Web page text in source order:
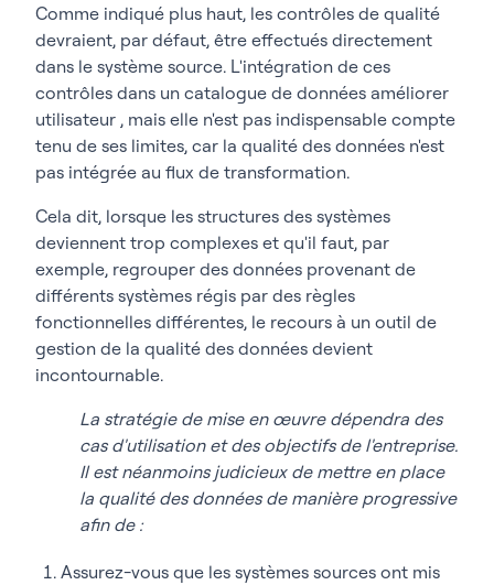
Comme indiqué plus haut, les contrôles de qualité
devraient, par défaut, être effectués directement
dans le système source. L'intégration de ces
contrôles dans un catalogue de données améliorer
utilisateur , mais elle n'est pas indispensable compte
tenu de ses limites, car la qualité des données n'est
pas intégrée au flux de transformation.
Cela dit, lorsque les structures des systèmes
deviennent trop complexes et qu'il faut, par
exemple, regrouper des données provenant de
différents systèmes régis par des règles
fonctionnelles différentes, le recours à un outil de
gestion de la qualité des données devient
incontournable.
La stratégie de mise en œuvre dépendra des
cas d'utilisation et des objectifs de l'entreprise.
Il est néanmoins judicieux de mettre en place
la qualité des données de manière progressive
afin de :
Assurez-vous que les systèmes sources ont mis